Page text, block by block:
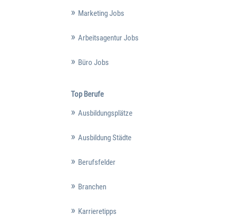
Marketing Jobs
Arbeitsagentur Jobs
Büro Jobs
Top Berufe
Ausbildungsplätze
Ausbildung Städte
Berufsfelder
Branchen
Karrieretipps